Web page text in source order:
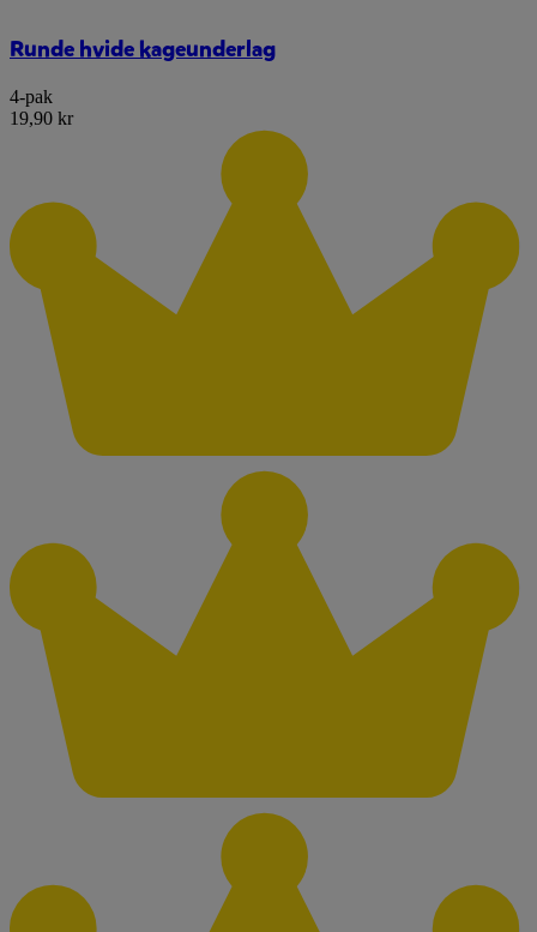
Runde hvide kageunderlag
4-pak
19,90 kr